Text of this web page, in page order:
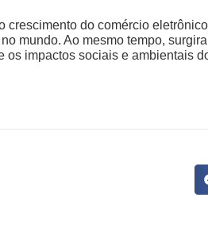
do comércio
mundo. Ao mesmo tempo,
impactos sociais e ambientais